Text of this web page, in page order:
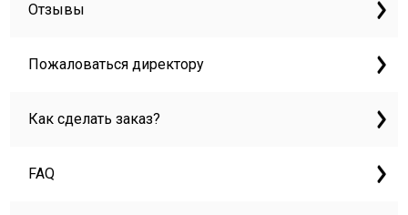
Отзывы
Пожаловаться директору
Как сделать заказ?
FAQ